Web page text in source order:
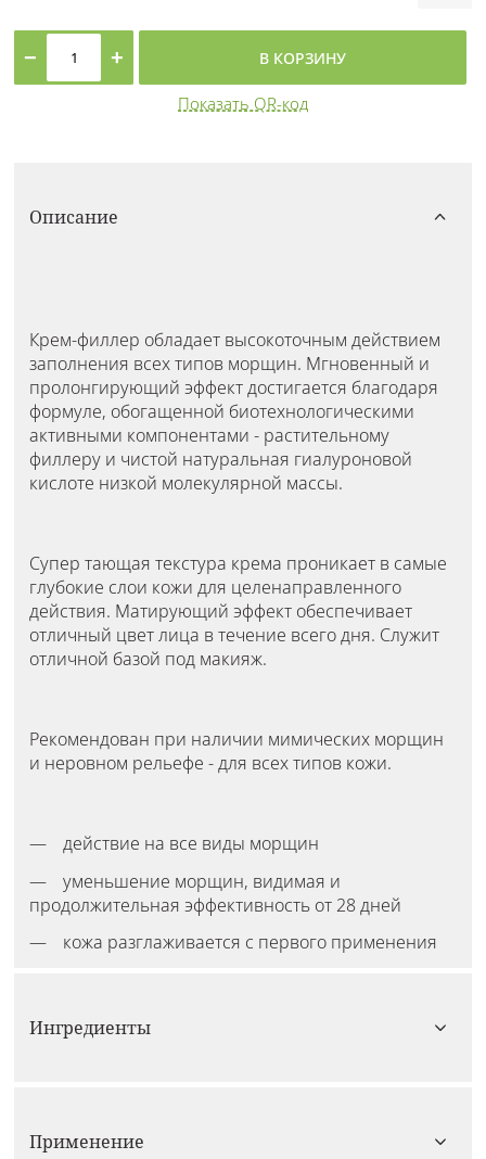
− + В КОРЗИНУ
Показать QR-код
Описание
Крем-филлер обладает высокоточным действием
заполнения всех типов морщин. Мгновенный и
пролонгирующий эффект достигается благодаря
формуле, обогащенной биотехнологическими
активными компонентами - растительному
филлеру и чистой натуральная гиалуроновой
кислоте низкой молекулярной массы.
Супер тающая текстура крема проникает в самые
глубокие слои кожи для целенаправленного
действия. Матирующий эффект обеспечивает
отличный цвет лица в течение всего дня. Служит
отличной базой под макияж.
Рекомендован при наличии мимических морщин
и неровном рельефе - для всех типов кожи.
действие на все виды морщин
уменьшение морщин, видимая и
продолжительная эффективность от 28 дней
кожа разглаживается с первого применения
Ингредиенты
Применение